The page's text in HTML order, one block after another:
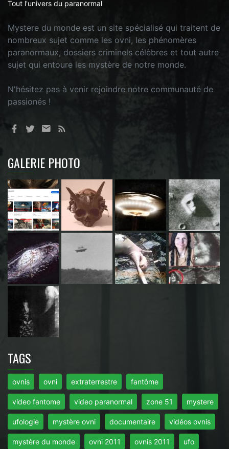
Tout l'univers du paranormal
Mystere du monde est un site spécialisé qui traitent de
nombreux sujet comme les ovni, les phénomères
paranormaux, dossiers criminels célèbres et tout autre
sujet qui entoure les mystère de notre monde.
N'hésitez pas à venir rejoindre notre communauté de
passionés !
GALERIE PHOTO
TAGS
ovnis ovni extraterrestre fantôme
video fantome video paranormal zone 51 mystere
ufologie mystère ovni documentaire vidéos ovnis
mystère du monde ovni 2011 ovnis 2011 ufo